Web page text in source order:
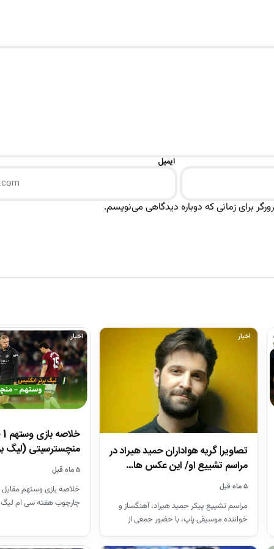
ایمیل
برای زمانی که دوباره دیدگاهی می‌نویسم.
اخبار
تصاویر| گریه هواداران حمید هیراد در
مراسم تشییع او/ این عکس ها…
۵ ماه قبل
مراسم تشییع پیکر حمید هیراد، آهنگساز و
خواننده موسیقی پاپ، با حضور جمعی از
هنرمندان در قطعه هنرمندان…
اخبار
منچسترسیتی (لیگ
۵ ماه قبل
خلاصه بازی وستهم
چارچوب هفته سی ام